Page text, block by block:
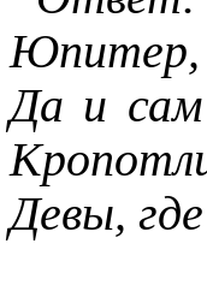
Юпитер,
Да и
Девы,